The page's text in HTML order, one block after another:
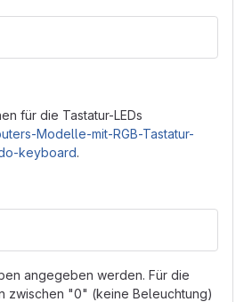
für die Tastatur-LEDs
Modelle-mit-RGB-Tastatur-
keyboard.
angegeben werden. Für die
zwischen "0" (keine Beleuchtung)